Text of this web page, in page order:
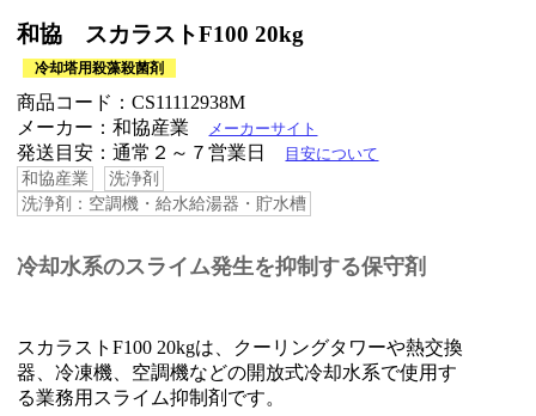
和協 スカラストF100 20kg
冷却塔用殺藻殺菌剤
商品コード：CS11112938M
メーカー：和協産業
メーカーサイト
発送目安：通常２～７営業日 目安について
和協産業
洗浄剤
洗浄剤：空調機・給水給湯器・貯水槽
冷却水系のスライム発生を抑制する保守剤
スカラストF100 20kgは、クーリングタワーや熱交換
器、冷凍機、空調機などの開放式冷却水系で使用す
る業務用スライム抑制剤です。